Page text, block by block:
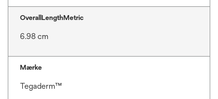
OverallLengthMetric
6.98 cm
Mærke
Tegaderm™